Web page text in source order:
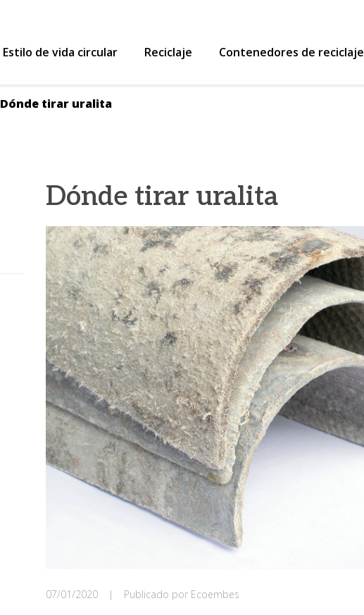
Estilo de vida circular
Reciclaje Contenedores de reciclaje
Dónde tirar uralita
Dónde tirar uralita
07/01/2020 | Publicado por Ecoembes